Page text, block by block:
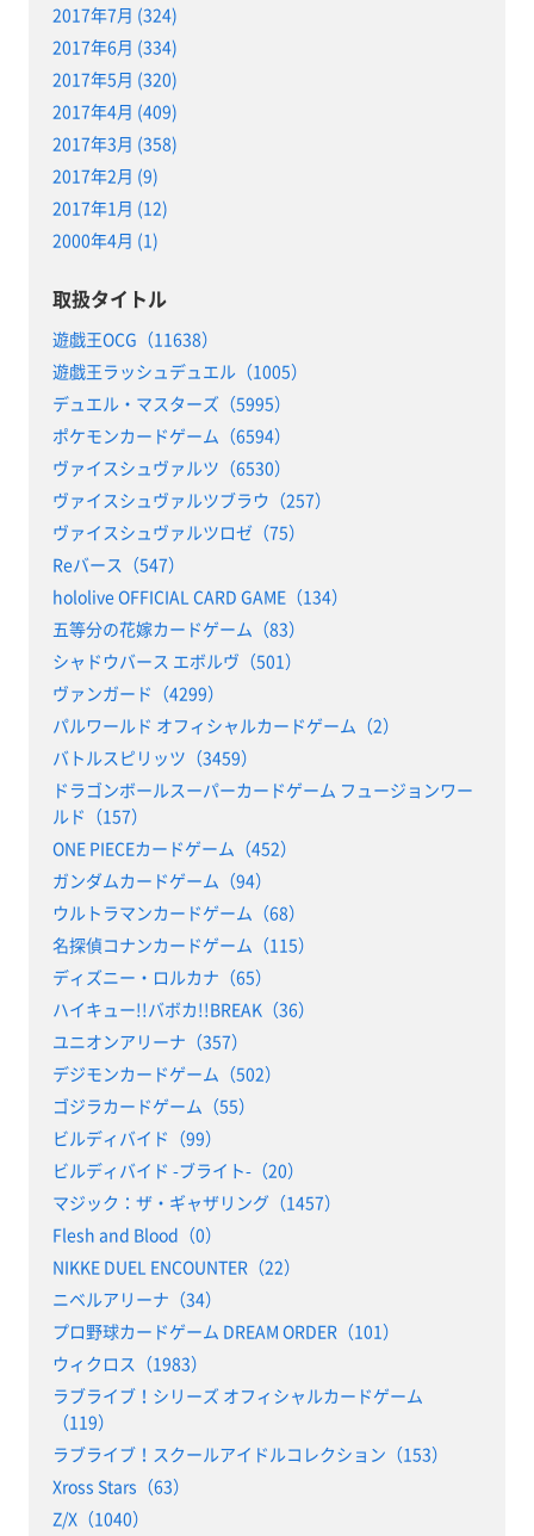
2017年7月 (324)
2017年6月 (334)
2017年5月 (320)
2017年4月 (409)
2017年3月 (358)
2017年2月 (9)
2017年1月 (12)
2000年4月 (1)
取扱タイトル
遊戯王OCG（11638）
遊戯王ラッシュデュエル（1005）
デュエル・マスターズ（5995）
ポケモンカードゲーム（6594）
ヴァイスシュヴァルツ（6530）
ヴァイスシュヴァルツブラウ（257）
ヴァイスシュヴァルツロゼ（75）
Reバース（547）
hololive OFFICIAL CARD GAME（134）
五等分の花嫁カードゲーム（83）
シャドウバース エボルヴ（501）
ヴァンガード（4299）
パルワールド オフィシャルカードゲーム（2）
バトルスピリッツ（3459）
ドラゴンボールスーパーカードゲーム フュージョンワー
ルド（157）
ONE PIECEカードゲーム（452）
ガンダムカードゲーム（94）
ウルトラマンカードゲーム（68）
名探偵コナンカードゲーム（115）
ディズニー・ロルカナ（65）
ハイキュー!!バボカ!!BREAK（36）
ユニオンアリーナ（357）
デジモンカードゲーム（502）
ゴジラカードゲーム（55）
ビルディバイド（99）
ビルディバイド -ブライト-（20）
マジック：ザ・ギャザリング（1457）
Flesh and Blood（0）
NIKKE DUEL ENCOUNTER（22）
ニベルアリーナ（34）
プロ野球カードゲーム DREAM ORDER（101）
ウィクロス（1983）
ラブライブ！シリーズ オフィシャルカードゲーム
（119）
ラブライブ！スクールアイドルコレクション（153）
Xross Stars（63）
Z/X（1040）